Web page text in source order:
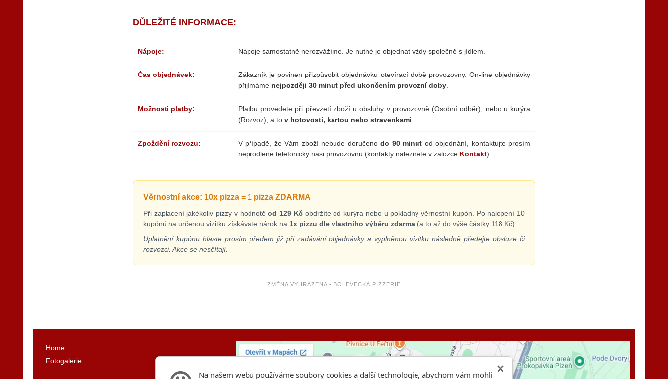
DŮLEŽITÉ INFORMACE:
Nápoje: Nápoje samostatně nerozvážíme. Je nutné je objednat vždy společně s jídlem.
Čas objednávek:
Zákazník je povinen přizpůsobit objednávku otevírací době provozovny. On-line objednávky
přijímáme nejpozději 30 minut před ukončením provozní doby
Možnosti platby:
Platbu provedete při převzetí zboží u obsluhy v provozovně (Osobní odběr), nebo u kurýra
(Rozvoz), a to v hotovosti, kartou nebo stravenkami
Zpoždění rozvozu: V případě, že Vám zboží nebude doručenodo 90 minut od objednání, kontaktujte prosím
neprodleně telefonicky naši provozovnu (kontakty naleznete v záložce Kontakt).
Věrnostní akce: 10x pizza = 1 pizza ZDARMA
Při zaplacení jakékoliv pizzy v hodnotěod 129 Kčobdržíte od kurýra nebo u pokladny věrnostní kupón. Po nalepení 10
kupónů na určenou vizitku získáváte nárok na 1x pizzu dle vlastního výběru zdarma (a to až do výše částky 118 Kč).
Uplatnění kupónu hlaste prosím předem již při zadávání objednávky a vyplněnou vizitku následně předejte obsluze či
rozvozci. Akce se nesčítají.
ZMĚNA VYHRAZENA • BOLEVECKÁ PIZZERIE
Home
Fotogalerie
Na našem webu používáme soubory cookies a další technologie, abychom vám mohli